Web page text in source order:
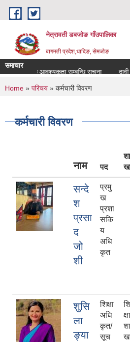
Skip to main content
नेत्रावती डबजोङ गाँउपालिका
बागमती प्रदेश,धादिङ, सेमजाेङ
समाचार
आवश्यकता सम्बन्धि सूचना
दावी विरोध
You are here
Home » परिचय » कर्मचारी विवरण
कर्मचारी विवरण
नाम पद
शा
सन्दे
श
प्रसा
द
जो
शी
प्रमु
ख
प्रशा
सकि
य
अधि
कृत
शुसि
ला
ङ्या
शिक्षा
अधि
कृत/
सूच
शि
क्षा
शा